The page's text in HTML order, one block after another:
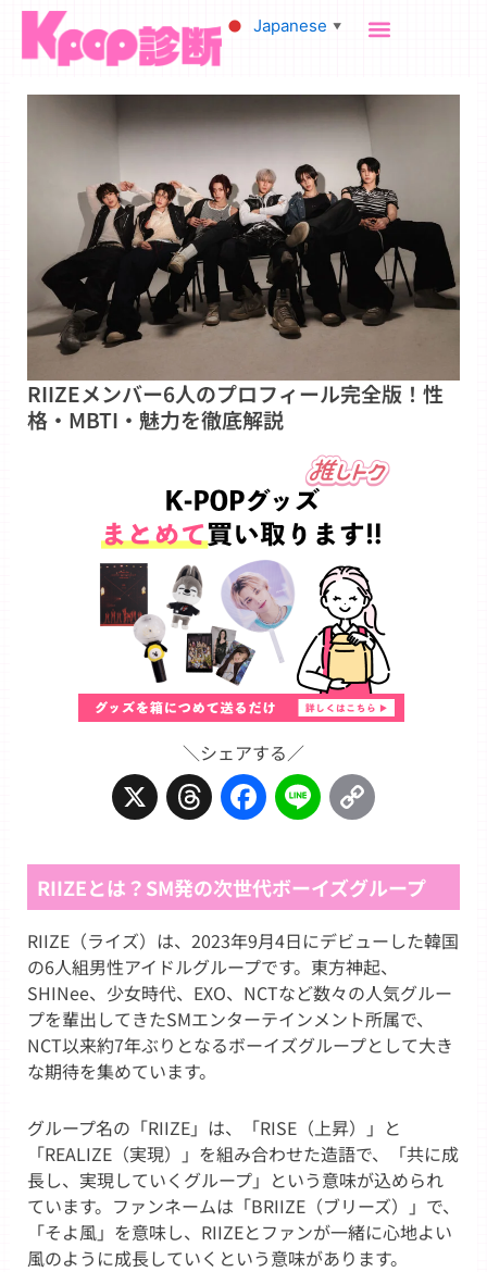
Japanese ▼
RIIZEメンバー6人のプロフィール完全版！性
格・MBTI・魅力を徹底解説
＼シェアする／
X
ThreadsFacebook
Line
RIIZEとは？SM発の次世代ボーイズグループ
RIIZE（ライズ）は、2023年9月4日にデビューした韓国
の6人組男性アイドルグループです。東方神起、
SHINee、少女時代、EXO、NCTなど数々の人気グルー
プを輩出してきたSMエンターテインメント所属で、
NCT以来約7年ぶりとなるボーイズグループとして大き
な期待を集めています。
グループ名の「RIIZE」は、「RISE（上昇）」と
「REALIZE（実現）」を組み合わせた造語で、「共に成
長し、実現していくグループ」という意味が込められ
ています。ファンネームは「BRIIZE（ブリーズ）」で、
「そよ風」を意味し、RIIZEとファンが一緒に心地よい
風のように成長していくという意味があります。